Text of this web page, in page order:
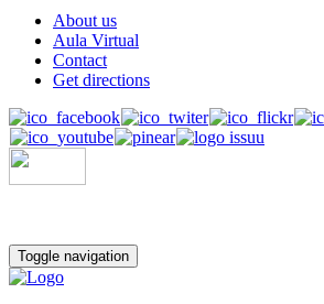
About us
Aula Virtual
Contact
Get directions
Toggle navigation